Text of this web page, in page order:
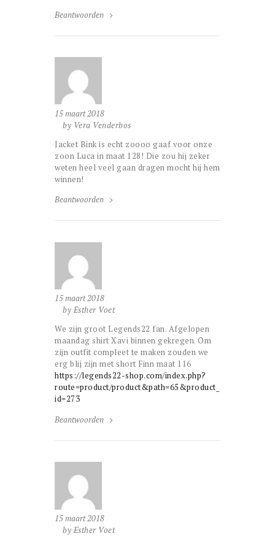
Beantwoorden
15 maart 2018
by Vera Venderbos
Jacket Bink is echt zoooo gaaf voor onze
zoon Luca in maat 128! Die zou hij zeker
weten heel veel gaan dragen mocht hij hem
winnen!
Beantwoorden
15 maart 2018
by Esther Voet
We zijn groot Legends22 fan. Afgelopen
maandag shirt Xavi binnen gekregen. Om
zijn outfit compleet te maken zouden we
erg blij zijn met short Finn maat 116
https://legends22-shop.com/index.php?
route=product/product&path=65&product_
id=273
Beantwoorden
15 maart 2018
by Esther Voet